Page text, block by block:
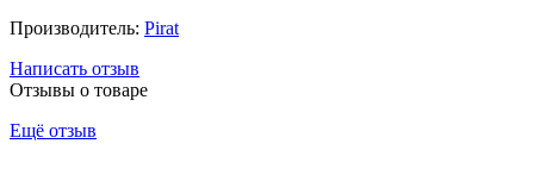
Производитель: Pirat
Написать отзыв
Отзывы о товаре
Ещё отзыв